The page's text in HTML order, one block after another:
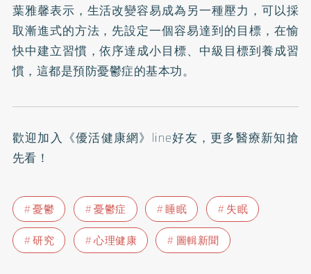
葉雅馨表示，生活改變容易成為另一種壓力，可以採
取漸進式的方法，先設定一個容易達到的目標，在愉
快中建立習慣，依序達成小目標、中級目標到養成習
慣，這都是預防憂鬱症的基本功。
歡迎加入 《優活健康網》line好友 ，更多醫療新知搶
先看！
憂鬱 憂鬱症 睡眠
失眠
研究
心理健康 圖輯新聞